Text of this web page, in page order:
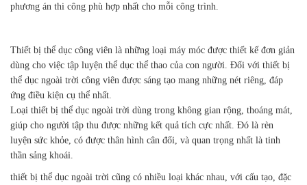
phương án thi công phù hợp nhất cho mỗi công trình.
Thiết bị thể dục công viên là những loại máy móc được thiết kế đơn giản
dùng cho việc tập luyện thể dục thể thao của con người. Đối với thiết bị
thể dục ngoài trời công viên được sáng tạo mang những nét riêng, đáp
ứng điều kiện cụ thể nhất.
Loại thiết bị thể dục ngoài trời dùng trong không gian rộng, thoáng mát,
giúp cho người tập thu được những kết quả tích cực nhất. Đó là rèn
luyện sức khỏe, có được thân hình cân đối, và quan trọng nhất là tinh
thần sảng khoái.
thiết bị thể dục ngoài trời cũng có nhiều loại khác nhau, với cấu tạo, đặc